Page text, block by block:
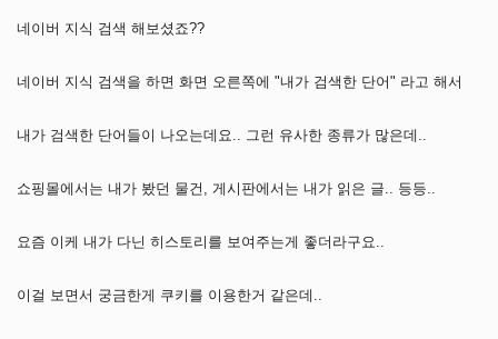
네이버 지식 검색 해보셨죠??
네이버 지식 검색을 하면 화면 오른쪽에 "내가 검색한 단어" 라고 해서
내가 검색한 단어들이 나오는데요.. 그런 유사한 종류가 많은데..
쇼핑몰에서는 내가 봤던 물건, 게시판에서는 내가 읽은 글.. 등등..
요즘 이케 내가 다닌 히스토리를 보여주는게 좋더라구요..
이걸 보면서 궁금한게 쿠키를 이용한거 같은데..